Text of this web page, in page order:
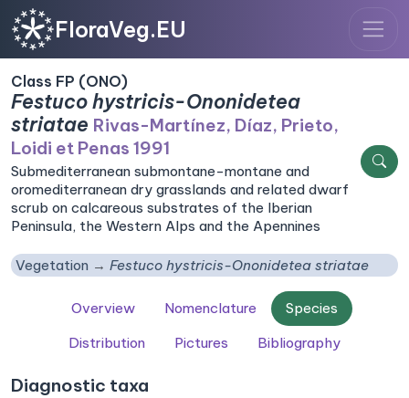
FloraVeg.EU
Class FP (ONO)
Festuco hystricis-Ononidetea
striatae Rivas-Martínez, Díaz, Prieto,
Loidi et Penas 1991
Submediterranean submontane-montane and
oromediterranean dry grasslands and related dwarf
scrub on calcareous substrates of the Iberian
Peninsula, the Western Alps and the Apennines
Vegetation Festuco hystricis-Ononidetea striatae
Overview Nomenclature
Species
Distribution
Pictures Bibliography
Diagnostic taxa